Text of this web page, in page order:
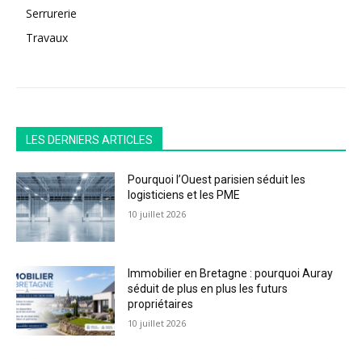
Serrurerie
Travaux
LES DERNIERS ARTICLES
Pourquoi l’Ouest parisien séduit les
logisticiens et les PME
10 juillet 2026
Immobilier en Bretagne : pourquoi Auray
séduit de plus en plus les futurs
propriétaires
10 juillet 2026